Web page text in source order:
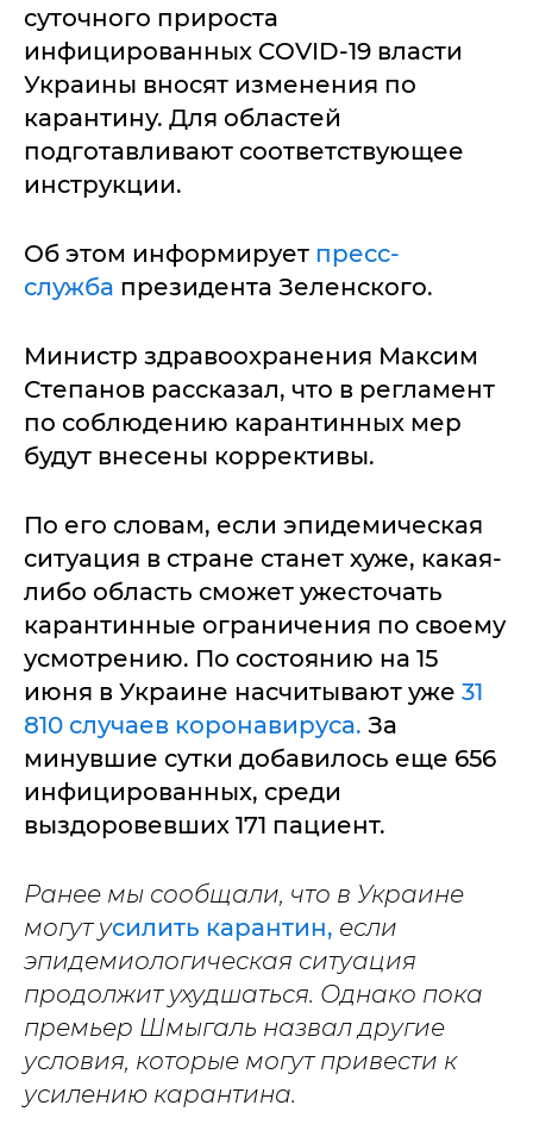
суточного прироста
инфицированных COVID-19 власти
Украины вносят изменения по
карантину. Для областей
подготавливают соответствующее
инструкции.
Об этом информирует пресс-
служба президента Зеленского.
Министр здравоохранения Максим
Степанов рассказал, что в регламент
по соблюдению карантинных мер
будут внесены коррективы.
По его словам, если эпидемическая
ситуация в стране станет хуже, какая-
либо область сможет ужесточать
карантинные ограничения по своему
усмотрению. По состоянию на 15
июня в Украине насчитывают уже 31
810 случаев коронавируса. За
минувшие сутки добавилось еще 656
инфицированных, среди
выздоровевших 171 пациент.
Ранее мы сообщали, что в Украине
могут усилить карантин, если
эпидемиологическая ситуация
продолжит ухудшаться. Однако пока
премьер Шмыгаль назвал другие
условия, которые могут привести к
усилению карантина.